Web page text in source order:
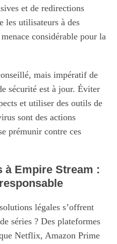
et de redirections
les utilisateurs à des
considérable pour la
mais impératif de
sécurité est à jour. Éviter
et utiliser des outils de
sont des actions
prémunir contre ces
à Empire Stream :
légales s’offrent
séries ? Des plateformes
Netflix, Amazon Prime